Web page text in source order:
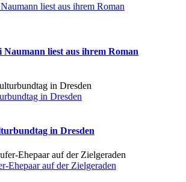
liest aus ihrem Roman
Naumann liest aus ihrem Roman
in Dresden
in Dresden
Ehepaar auf der Zielgeraden